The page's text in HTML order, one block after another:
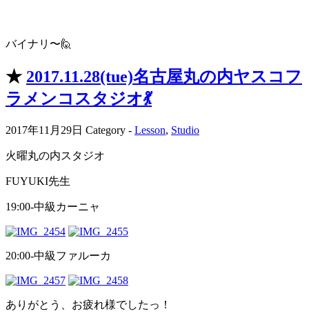
バイナリ〜🙋
★ 2017.11.28(tue)名古屋丸の内ヤスコフ
ラメンコスタジオ💃
2017年11月29日 Category - Lesson, Studio
火曜丸の内スタジオ
FUYUKI先生
19:00-中級カーニャ
20:00-中級ファルーカ
ありがとう、お疲れ様でしたっ！